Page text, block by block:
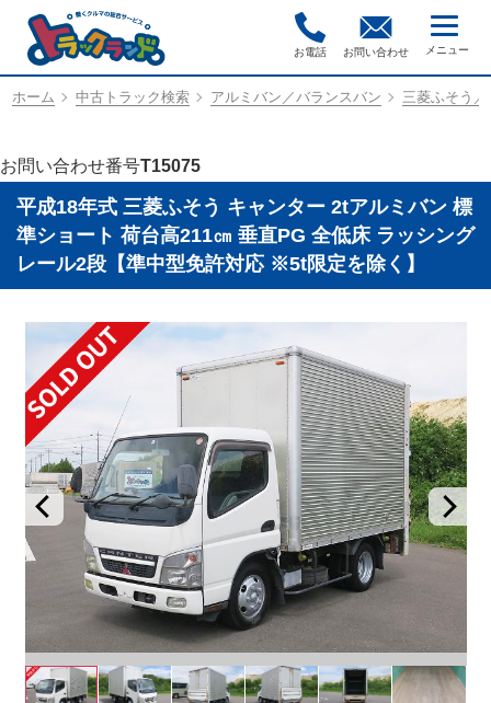
お電話 お問い合わせ
ホーム 中古トラック検索 アルミバン／バランスバン 三菱ふそう
お問い合わせ番号T15075
平成18年式 三菱ふそう キャンター 2tアルミバン 標
準ショート 荷台高211㎝ 垂直PG 全低床 ラッシング
レール2段【準中型免許対応 ※5t限定を除く】